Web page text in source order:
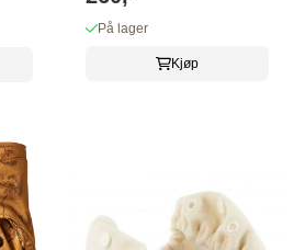
På lager
Kjøp